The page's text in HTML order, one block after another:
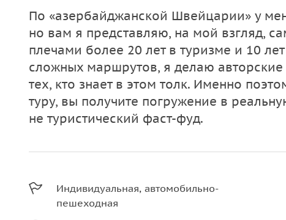
По «азербайджанской Швейцарии» у
но вам я представляю, на мой взгляд,
плечами более 20 лет в туризме и 10
сложных маршрутов, я делаю
тех, кто знает в этом толк. Именно
туру, вы получите погружение в
не туристический фаст-фуд.
Индивидуальная, автомобильно-
пешеходная